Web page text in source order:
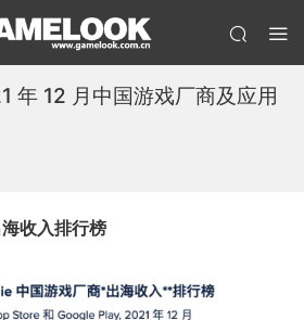
年 12 月中国游戏厂商及应用
收入排行榜